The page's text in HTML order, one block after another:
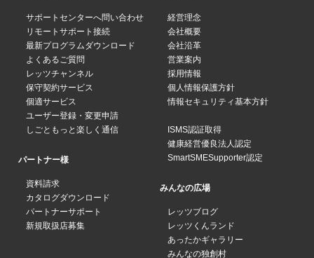
サポートセンターへ問い合わせ
リモートサポート接続
最新プログラムダウンロード
よくあるご質問
レッツチャンネル
保守契約サービス
個適サービス
ユーザー登録・変更申請
しごともっと楽しく通信
パートナー様
資料請求
カタログダウンロード
パートナーサポート
新規取扱店募集
経営理念
会社概要
会社沿革
営業案内
採用情報
個人情報保護方針
情報セキュリティ基本方針
ISMS認証取得
健康経営優良法人認定
SmartSMESupporter認定
みんなの広場
レッツブログ
レッツくんランド
あったかギャラリー
みんなの独創村